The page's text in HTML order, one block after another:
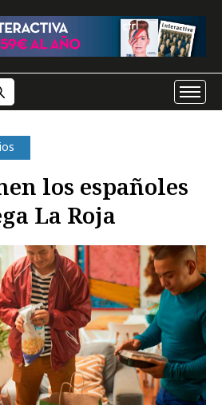
los españoles
La Roja